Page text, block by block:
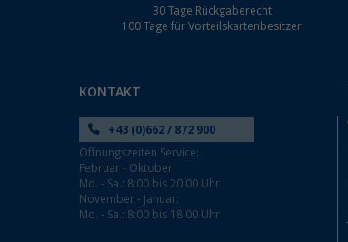
30 Tage Rückgaberecht
100 Tage für Vorteilskartenbesitzer
KONTAKT
+43 (0)662 / 872 900
Öffnungszeiten Service:
Februar - Oktober:
Mo. - Sa.: 8:00 bis 20:00 Uhr
November - Januar:
Mo. - Sa.: 8:00 bis 18:00 Uhr